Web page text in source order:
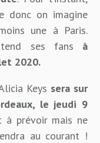
donc on imagine
une à Paris.
ses fans à
2020.
Keys sera sur
le jeudi 9
à prévoir mais ne
au courant !